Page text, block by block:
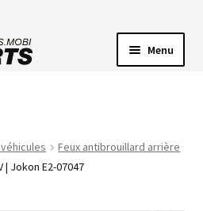
Menu
Feux antibrouillard arrière
| Jokon E2-07047